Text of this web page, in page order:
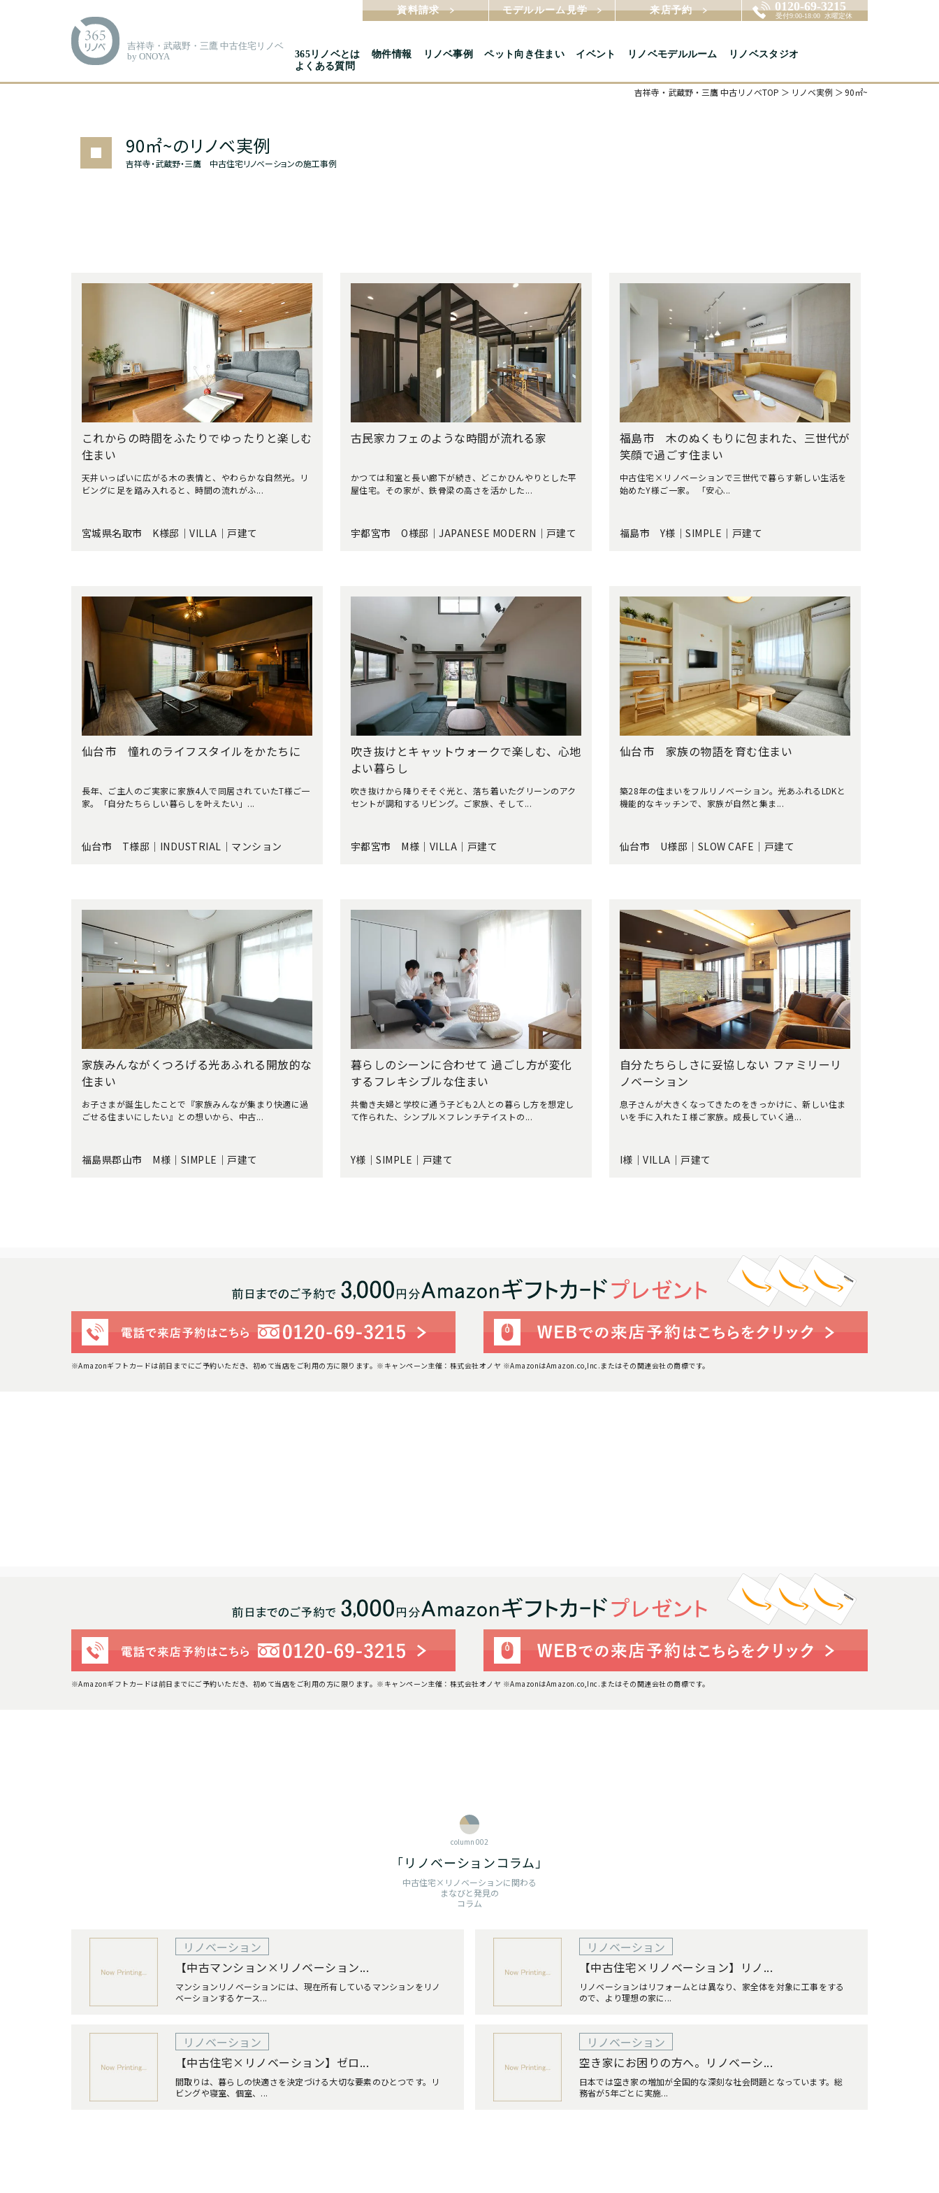
吉祥寺・武蔵野・三鷹 中古住宅リノベ
by ONOYA
資料請求 モデルルーム見学 来店予約
365リノベとは 物件情報 リノベ事例 ペット向き住まい イベント リノベモデルルーム
リノベスタジオ
よくある質問
吉祥寺・武蔵野・三鷹 中古リノベTOP リノベ実例 90㎡~
90㎡~のリノベ実例
吉祥寺・武蔵野・三鷹 中古住宅リノベーションの施工事例
これからの時間をふたりでゆったりと楽しむ
住まい
天井いっぱいに広がる木の表情と、やわらかな自然光。リ
ビングに足を踏み入れると、時間の流れがふ...
宮城県名取市 K様邸｜VILLA｜戸建て
古民家カフェのような時間が流れる家
かつては和室と長い廊下が続き、どこかひんやりとした平
屋住宅。その家が、鉄骨梁の高さを活かした...
宇都宮市 O様邸｜JAPANESE MODERN｜戸建て
福島市 木のぬくもりに包まれた、三世代が
笑顔で過ごす住まい
中古住宅×リノベーションで三世代で暮らす新しい生活を
始めたY様ご一家。 「安心...
福島市 Y様｜SIMPLE｜戸建て
仙台市 憧れのライフスタイルをかたちに
長年、ご主人のご実家に家族4人で同居されていたT様ご一
家。「自分たちらしい暮らしを叶えたい」...
仙台市 T様邸｜INDUSTRIAL｜マンション
吹き抜けとキャットウォークで楽しむ、心地
よい暮らし
吹き抜けから降りそそぐ光と、落ち着いたグリーンのアク
セントが調和するリビング。ご家族、そして...
宇都宮市 M様｜VILLA｜戸建て
仙台市 家族の物語を育む住まい
築28年の住まいをフルリノベーション。光あふれるLDKと
機能的なキッチンで、家族が自然と集ま...
仙台市 U様邸｜SLOW CAFE｜戸建て
家族みんながくつろげる光あふれる開放的な
住まい
お子さまが誕生したことで『家族みんなが集まり快適に過
ごせる住まいにしたい』との想いから、中古...
福島県郡山市 M様｜SIMPLE｜戸建て
暮らしのシーンに合わせて 過ごし方が変化
するフレキシブルな住まい
共働き夫婦と学校に通う子ども2人との暮らし方を想定し
て作られた、シンプル×フレンチテイストの...
Y様｜SIMPLE｜戸建て
自分たちらしさに妥協しない ファミリーリ
ノベーション
息子さんが大きくなってきたのをきっかけに、新しい住ま
いを手に入れたＩ様ご家族。成長していく過...
I様｜VILLA｜戸建て
※Amazonギフトカードは前日までにご予約いただき、初めて当店をご利用の方に限ります。 ※キャンペーン主催：株式会社オノヤ ※AmazonはAmazon.co,Inc.またはその関連会社の商標です。
※Amazonギフトカードは前日までにご予約いただき、初めて当店をご利用の方に限ります。 ※キャンペーン主催：株式会社オノヤ ※AmazonはAmazon.co,Inc.またはその関連会社の商標です。
column 002
「リノベーションコラム」
中古住宅×リノベーションに関わる
まなびと発見の
コラム
リノベーション
【中古マンション×リノベーション...
マンションリノベーションには、現在所有しているマンションをリノ
ベーションするケース...
リノベーション
【中古住宅×リノベーション】リノ...
リノベーションはリフォームとは異なり、家全体を対象に工事をする
ので、より理想の家に...
リノベーション
【中古住宅×リノベーション】ゼロ...
間取りは、暮らしの快適さを決定づける大切な要素のひとつです。リ
ビングや寝室、個室、...
リノベーション
空き家にお困りの方へ。リノベーシ...
日本では空き家の増加が全国的な深刻な社会問題となっています。総
務省が5年ごとに実施...